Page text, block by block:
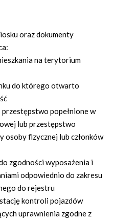
oraz dokumenty
na terytorium
do którego otwarto
przestępstwo popełnione w
lub przestępstwo
osoby fizycznej lub członków
zgodności wyposażenia i
odpowiednio do zakresu
do rejestru
kontroli pojazdów
uprawnienia zgodne z